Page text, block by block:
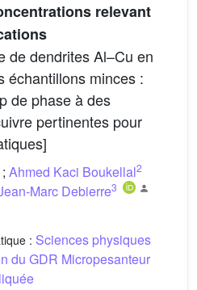
relevant
de dendrites Al–Cu en
échantillons minces :
de phase à des
pertinentes pour
; Ahmed Kaci Boukellal2
Marc Debierre3
: Sciences physiques
du GDR Micropesanteur